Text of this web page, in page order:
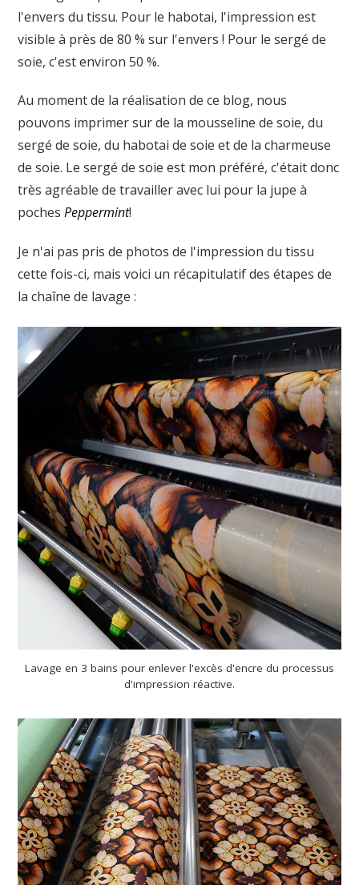
l'envers du tissu. Pour le habotai, l'impression est
visible à près de 80 % sur l'envers ! Pour le sergé de
soie, c'est environ 50 %.
Au moment de la réalisation de ce blog, nous
pouvons imprimer sur de la mousseline de soie, du
sergé de soie, du habotai de soie et de la charmeuse
de soie. Le sergé de soie est mon préféré, c'était donc
très agréable de travailler avec lui pour la jupe à
pochesPeppermint!
Je n'ai pas pris de photos de l'impression du tissu
cette fois-ci, mais voici un récapitulatif des étapes de
la chaîne de lavage :
Lavage en 3 bains pour enlever l'excès d'encre du processus
d'impression réactive.